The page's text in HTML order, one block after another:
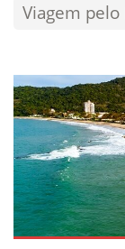
Viagem pelo